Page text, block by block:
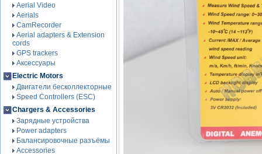
Aerial Video
Aerials
CamRecorder
Aerial adapters & Extension
cords
GPS trackers
Аксессуары
Electric Motors
Двигатели бесколлекторные
Speed Controllers (ESC)
Chargers & Accessories
Зарядные устройства
Power adapters
Балансировочные разъёмы
Accessories